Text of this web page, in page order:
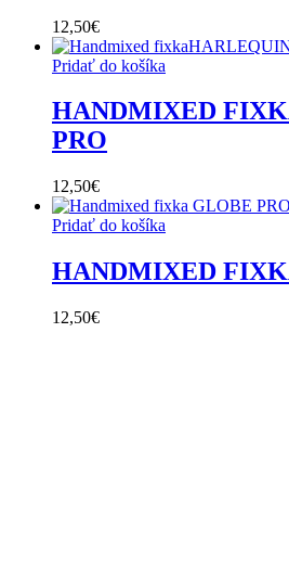
12,50€
Pridať do košíka
HANDMIXED
PRO
12,50€
Pridať do košíka
HANDMIXED
12,50€